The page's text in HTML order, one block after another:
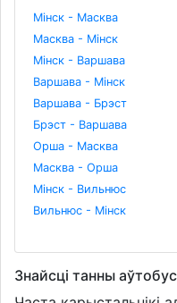
Мінск - Масква
Масква - Мінск
Мінск - Варшава
Варшава - Мінск
Варшава - Брэст
Брэст - Варшава
Орша - Масква
Масква - Орша
Мінск - Вильнюс
Вильнюс - Мінск
Знайсці танны